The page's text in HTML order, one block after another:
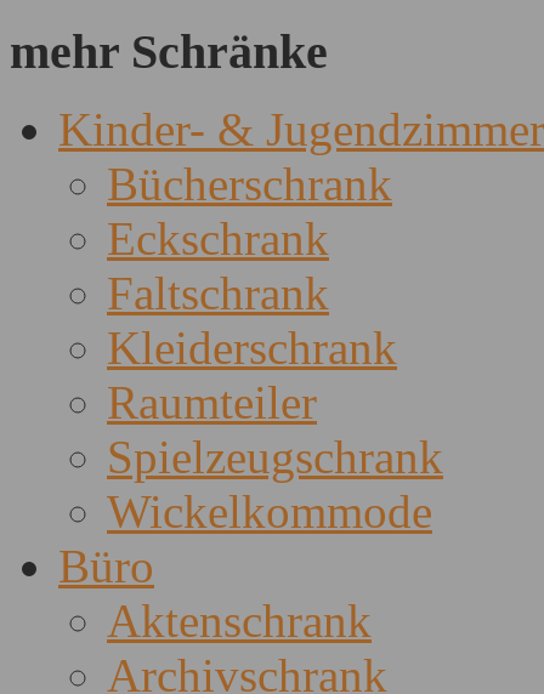
mehr Schränke
Kinder- & Jugendzimmer
Bücherschrank
Eckschrank
Faltschrank
Kleiderschrank
Raumteiler
Spielzeugschrank
Wickelkommode
Büro
Aktenschrank
Archivschrank